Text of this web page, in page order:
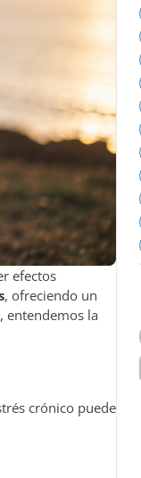
efectos
, ofreciendo un
entendemos la
crónico puede